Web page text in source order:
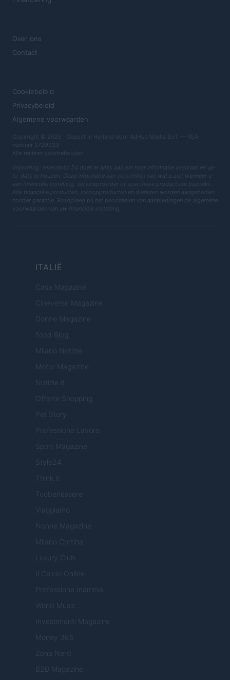
Over ons
Contact
Cookiebeleid
Privacybeleid
Algemene voorwaarden
Copyright © 2026 · Gepost in Holland door AdHub Media S.r.l. — REA-
nummer 2729933
Alle rechten voorbehouden
Vrijwaring: Investeren 24 doet er alles aan om haar informatie accuraat en up-
to-date te houden. Deze informatie kan verschillen van wat u ziet wanneer u
een financiële instelling, serviceprovider of specifieke productsite bezoekt.
Alle financiële producten, inkoopproducten en diensten worden aangeboden
zonder garantie. Raadpleeg bij het beoordelen van aanbiedingen de algemene
voorwaarden van uw financiële instelling.
ITALIË
Casa Magazine
Cineverse Magazine
Donne Magazine
Food Blog
Milano Notizie
Motor Magazine
Notizie.it
Offerte Shopping
Pet Story
Professione Lavoro
Sport Magazine
Style24
Think.it
Tuobenessere
Viaggiamo
Nonne Magazine
Milano Cortina
Luxury Club
Il Calcio Online
Professione mamma
World Music
Investimenti Magazine
Money 365
Zona Nerd
B2B Magazine